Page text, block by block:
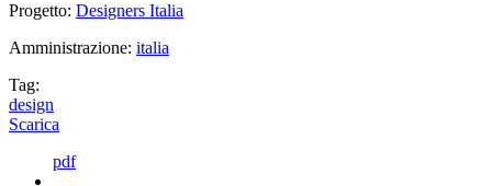
Progetto: Designers Italia
Amministrazione: italia
Tag:
design
Scarica
pdf